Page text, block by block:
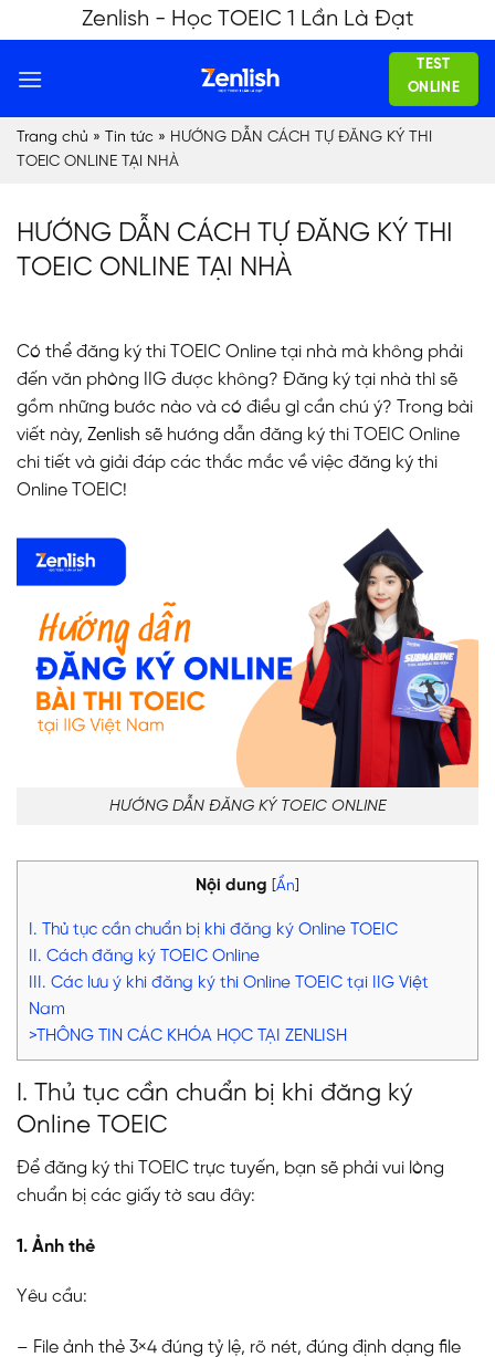
to
content
Zenlish - Học TOEIC 1 Lần Là Đạt
TEST
ONLINE
Trang chủ » Tin tức » HƯỚNG DẪN CÁCH TỰ ĐĂNG KÝ THI
TOEIC ONLINE TẠI NHÀ
HƯỚNG DẪN CÁCH TỰ ĐĂNG KÝ THI
TOEIC ONLINE TẠI NHÀ
Có thể đăng ký thi TOEIC Online tại nhà mà không phải
đến văn phòng IIG được không? Đăng ký tại nhà thì sẽ
gồm những bước nào và có điều gì cần chú ý? Trong bài
viết này, Zenlish sẽ hướng dẫn đăng ký thi TOEIC Online
chi tiết và giải đáp các thắc mắc về việc đăng ký thi
Online TOEIC!
HƯỚNG DẪN ĐĂNG KÝ TOEIC ONLINE
Nội dung Ẩn
I. Thủ tục cần chuẩn bị khi đăng ký Online TOEIC
II. Cách đăng ký TOEIC Online
III. Các lưu ý khi đăng ký thi Online TOEIC tại IIG Việt
Nam
>THÔNG TIN CÁC KHÓA HỌC TẠI ZENLISH
I. Thủ tục cần chuẩn bị khi đăng ký
Online TOEIC
Để đăng ký thi TOEIC trực tuyến, bạn sẽ phải vui lòng
chuẩn bị các giấy tờ sau đây:
1. Ảnh thẻ
Yêu cầu:
– File ảnh thẻ 3×4 đúng tỷ lệ, rõ nét, đúng định dạng file